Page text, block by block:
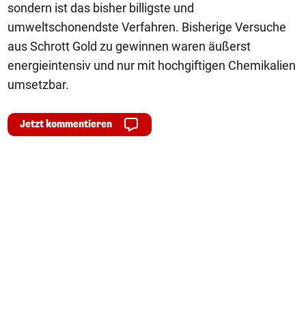
sondern ist das bisher billigste und
umweltschonendste Verfahren. Bisherige Versuche
aus Schrott Gold zu gewinnen waren äußerst
energieintensiv und nur mit hochgiftigen Chemikalien
umsetzbar.
Jetzt kommentieren